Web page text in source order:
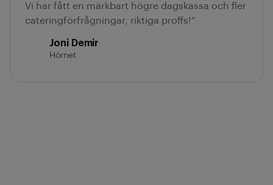
Vi har fått en märkbart högre dagskassa och fler
cateringförfrågningar, riktiga proffs!”
Joni Demir
Hörnet